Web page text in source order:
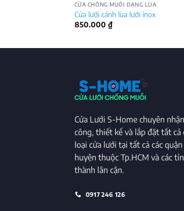
CỬA CHỐNG MUỖI DẠNG LÙA
Cửa lưới cánh lùa lưới inox
850.000 ₫
Cửa Lưới S-Home chuyên
công, thiết kế và lắp đặt tất cả
loại cửa lưới tại tất cả các quận
huyện thuộc Tp.HCM và các
thành lân cận.
0917 246 126